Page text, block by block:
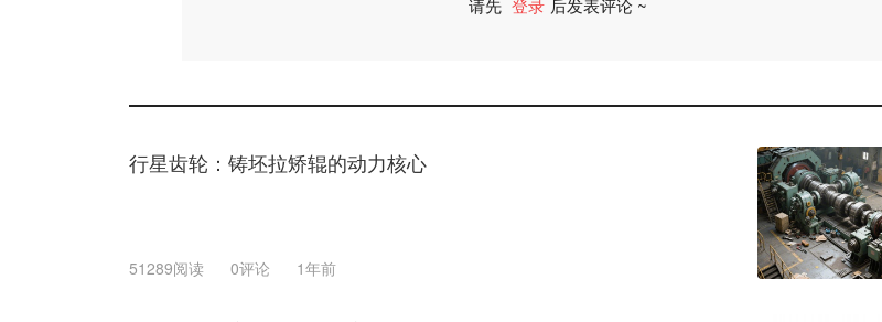
请先 登录 后发表评论 ~
行星齿轮：铸坯拉矫辊的动力核心
51289阅读 0评论 1年前